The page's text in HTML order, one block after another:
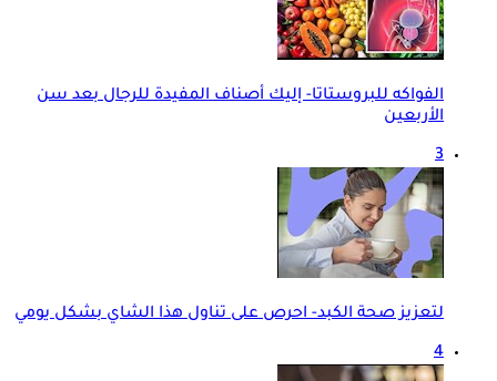
الفواكه للبروستاتا- إليك أصناف المفيدة للرجال بعد سن
الأربعين
3
لتعزيز صحة الكبد- احرص على تناول هذا الشاي بشكل يومي
4